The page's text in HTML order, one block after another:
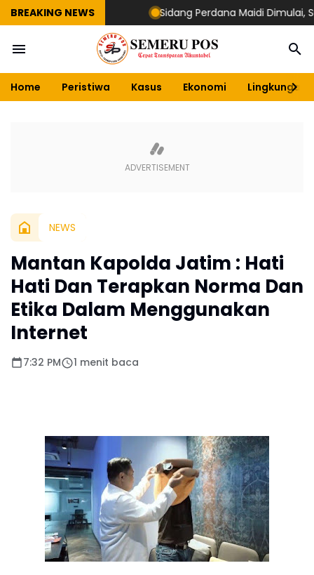
BREAKING NEWS Sidang Perdana Maidi Dimulai,
Home Peristiwa Kasus Ekonomi Lingkungan
NEWS
Mantan Kapolda Jatim : Hati
Hati Dan Terapkan Norma Dan
Etika Dalam Menggunakan
Internet
7:32 PM 1 menit baca